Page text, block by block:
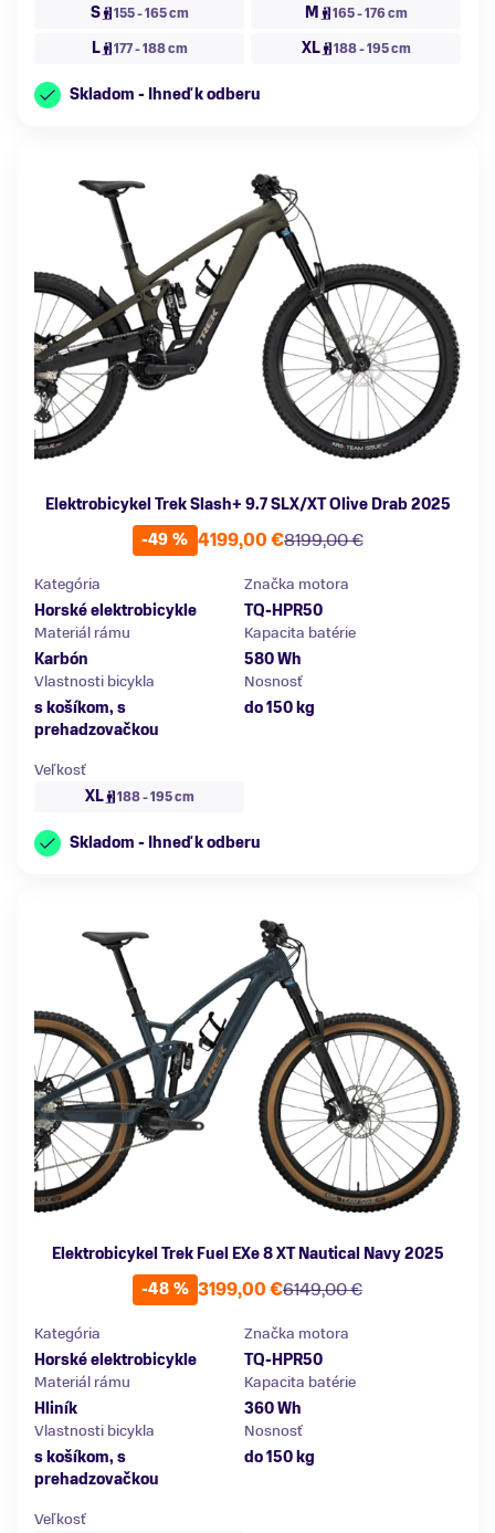
S
155 - 165 cm M 165 - 176 cm
L 177 - 188 cm XL 188 - 195 cm
Skladom - Ihneď k odberu
Elektrobicykel Trek Slash+ 9.7 SLX/XT Olive Drab 2025
-49 %
8199,00 €
4199,00 €
Kategória
Horské elektrobicykle
Značka motora
TQ-HPR50
Materiál rámu
Karbón
Kapacita batérie
580 Wh
Vlastnosti bicykla
s košíkom, s
prehadzovačkou
Nosnosť
do 150 kg
Veľkosť
XL
188 - 195 cm
Skladom - Ihneď k odberu
Elektrobicykel Trek Fuel EXe 8 XT Nautical Navy 2025
-48 %
6149,00 €
3199,00 €
Kategória
Horské elektrobicykle
Značka motora
TQ-HPR50
Materiál rámu
Hliník
Kapacita batérie
360 Wh
Vlastnosti bicykla
s košíkom, s
prehadzovačkou
Nosnosť
do 150 kg
Veľkosť